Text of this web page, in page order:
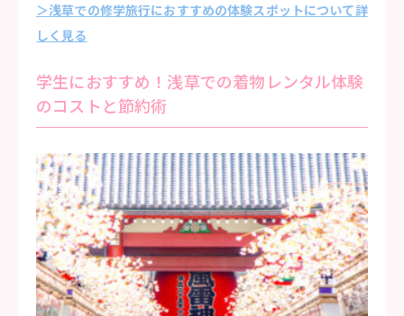
＞浅草での修学旅行におすすめの体験スポットについて詳
しく見る
学生におすすめ！浅草での着物レンタル体験
のコストと節約術